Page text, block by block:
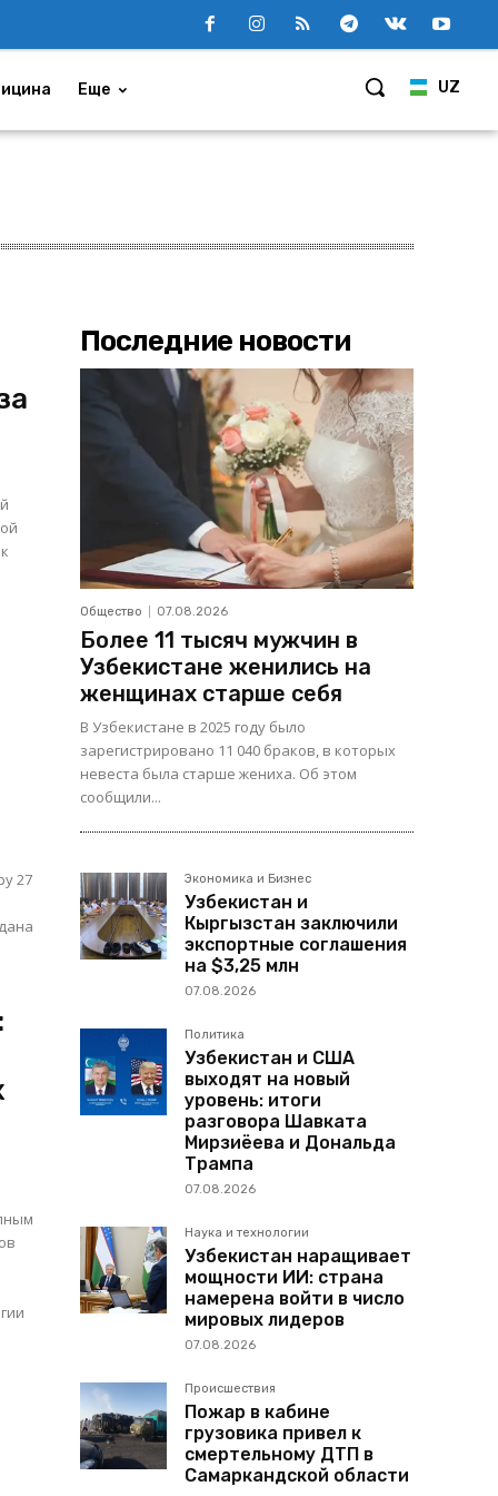
UZ
Еще
27
Последние новости
Общество 07.08.2026
Более 11 тысяч мужчин в
Узбекистане женились на
женщинах старше себя
В Узбекистане в 2025 году было
зарегистрировано 11 040 браков, в которых
невеста была старше жениха. Об этом
сообщили...
Экономика и Бизнес
Узбекистан и
Кыргызстан заключили
экспортные соглашения
на $3,25 млн
07.08.2026
Политика
Узбекистан и США
выходят на новый
уровень: итоги
разговора Шавката
Мирзиёева и Дональда
Трампа
07.08.2026
Наука и технологии
Узбекистан наращивает
мощности ИИ: страна
намерена войти в число
мировых лидеров
07.08.2026
Происшествия
Пожар в кабине
грузовика привел к
смертельному ДТП в
Самаркандской области